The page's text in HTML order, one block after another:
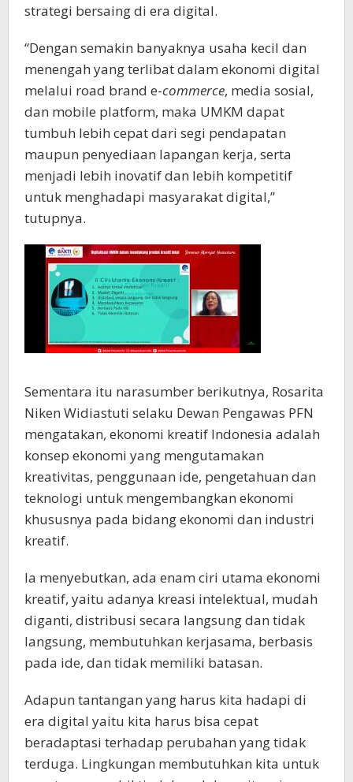
strategi bersaing di era digital.
“Dengan semakin banyaknya usaha kecil dan
menengah yang terlibat dalam ekonomi digital
melalui road brand e-commerce, media sosial,
dan mobile platform, maka UMKM dapat
tumbuh lebih cepat dari segi pendapatan
maupun penyediaan lapangan kerja, serta
menjadi lebih inovatif dan lebih kompetitif
untuk menghadapi masyarakat digital,”
tutupnya.
Sementara itu narasumber berikutnya, Rosarita
Niken Widiastuti selaku Dewan Pengawas PFN
mengatakan, ekonomi kreatif Indonesia adalah
konsep ekonomi yang mengutamakan
kreativitas, penggunaan ide, pengetahuan dan
teknologi untuk mengembangkan ekonomi
khususnya pada bidang ekonomi dan industri
kreatif.
Ia menyebutkan, ada enam ciri utama ekonomi
kreatif, yaitu adanya kreasi intelektual, mudah
diganti, distribusi secara langsung dan tidak
langsung, membutuhkan kerjasama, berbasis
pada ide, dan tidak memiliki batasan.
Adapun tantangan yang harus kita hadapi di
era digital yaitu kita harus bisa cepat
beradaptasi terhadap perubahan yang tidak
terduga. Lingkungan membutuhkan kita untuk